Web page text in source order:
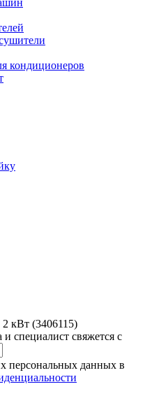
кондиционеров
кВт (3406115)
специалист свяжется с
персональных данных в